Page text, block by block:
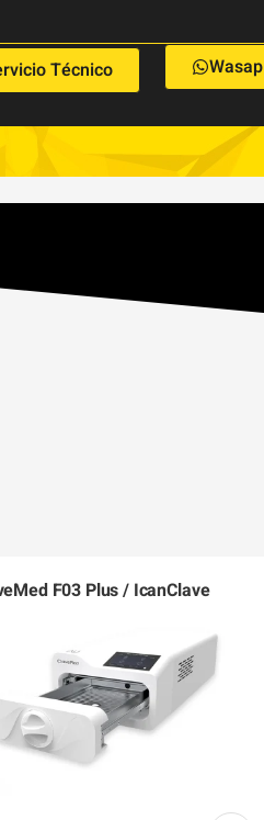
Técnico Wasap
F03 Plus / IcanClave